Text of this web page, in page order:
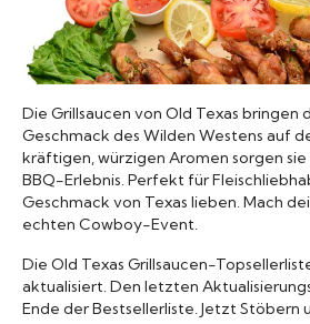
Grillgewürze
Grillsaucen
Bücher
Die Grillsaucen von Old Texas bringen
Geschmack des Wilden Westens auf
kräftigen, würzigen Aromen sorgen
BBQ-Erlebnis. Perfekt für
Geschmack von Texas lieben. Mach
echten Cowboy-Event.
Die Old Texas Grillsaucen-
aktualisiert. Den letzten
Ende der Bestsellerliste. Jetzt Stöbern